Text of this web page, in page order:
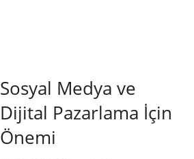
Sosyal Medya ve
Dijital Pazarlama İçin
Önemi